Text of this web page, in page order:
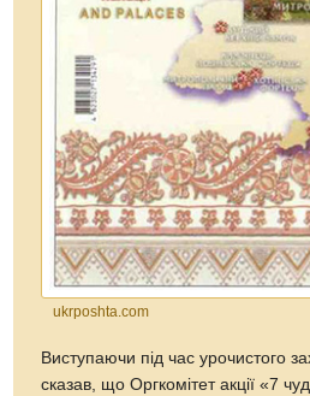
ukrposhta.com
Виступаючи під час урочистого
сказав, що Оргкомітет акції «7